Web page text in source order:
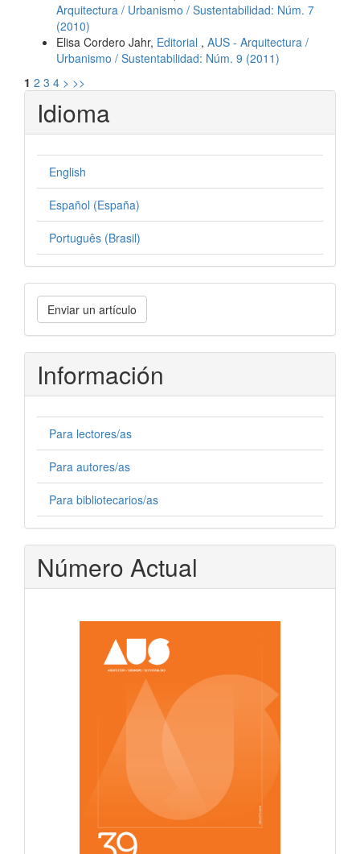
Arquitectura / Urbanismo / Sustentabilidad: Núm. 7
(2010)
Elisa Cordero Jahr, Editorial , AUS - Arquitectura /
Urbanismo / Sustentabilidad: Núm. 9 (2011)
1 2 3 4 > >>
Idioma
English
Español (España)
Português (Brasil)
Enviar
un
artículo
Enviar un artículo
Información
Para lectores/as
Para autores/as
Para bibliotecarios/as
Número Actual